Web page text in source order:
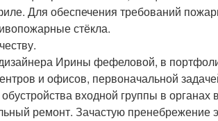
Для обеспечения требований
стёкла.
Ирины фефеловой, в
и офисов, первоначальной
входной группы в органах
ремонт. Зачастую